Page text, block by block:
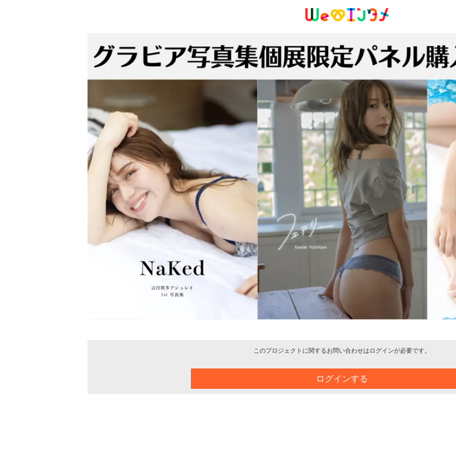
このプロジェクトに関するお問い合わせはログインが必要です。
ログインする